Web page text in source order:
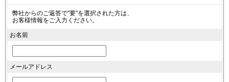
弊社からのご返答で"要"を選択された方は、
お客様情報をご入力ください。
お名前
メールアドレス